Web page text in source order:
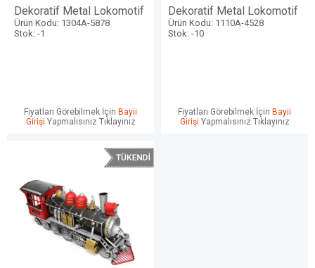
Dekoratif Metal Lokomotif
Ürün Kodu: 1304A-5878
Stok: -1
Fiyatları Görebilmek İçin Bayii
Girişi Yapmalısınız Tıklayınız
Dekoratif Metal Lokomotif
Ürün Kodu: 1110A-4528
Stok: -10
Fiyatları Görebilmek İçin Bayii
Girişi Yapmalısınız Tıklayınız